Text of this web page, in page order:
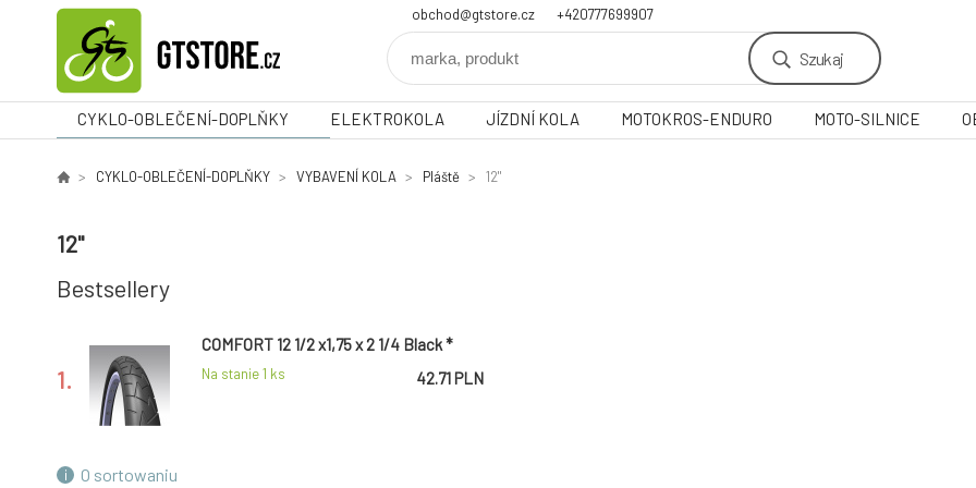
obchod@gtstore.cz +420777699907
Szukaj
CYKLO-OBLEČENÍ-DOPLŇKY ELEKTROKOLA JÍZDNÍ KOLA MOTOKROS-ENDURO MOTO-SILNICE
CYKLO-OBLEČENÍ-DOPLŇKY VYBAVENÍ KOLA Pláště 12"
12"
Bestsellery
1.
COMFORT 12 1/2 x1,75 x 2 1/4 Black *
Na stanie 1 ks 42.71 PLN
O sortowaniu